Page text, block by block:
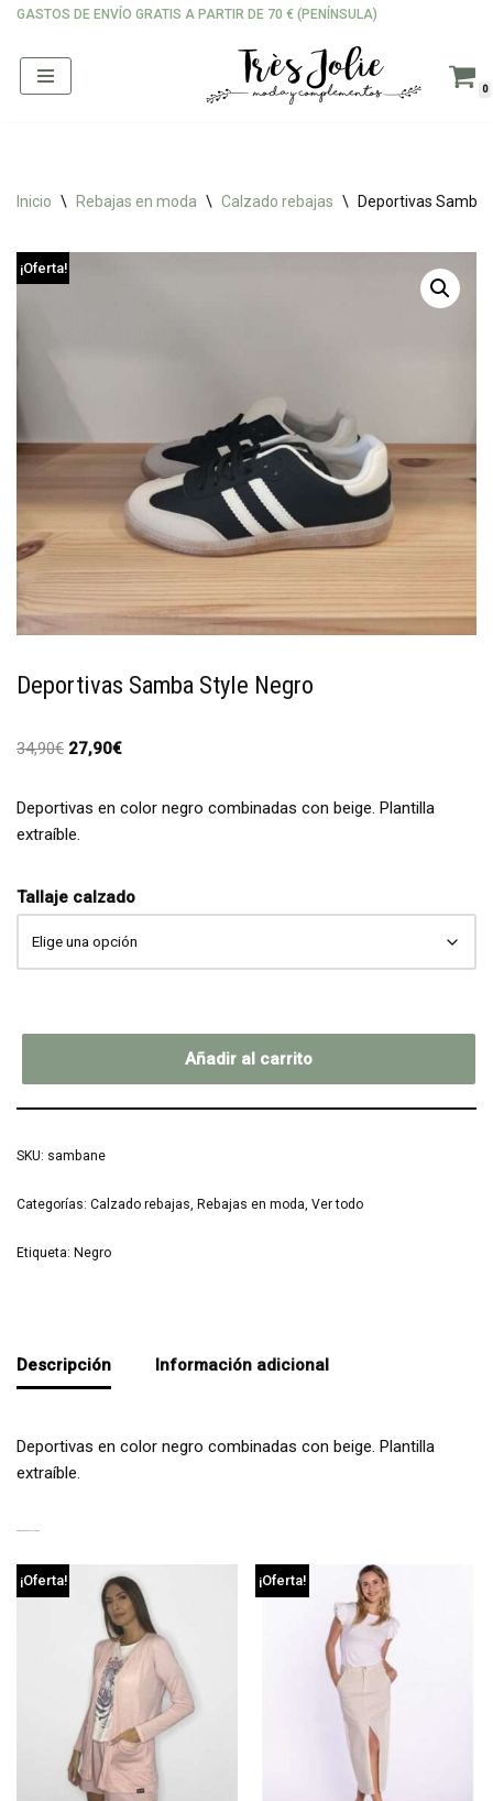
Saltar
GASTOS DE ENVÍO GRATIS A PARTIR DE 70 € (PENÍNSULA)
0
Inicio \ Rebajas en moda \ Calzado rebajas \ Deportivas Samba
¡Oferta!
Deportivas Samba Style Negro
34,90€ 27,90€
Deportivas en color negro combinadas con beige. Plantilla
extraíble.
Tallaje calzado
Añadir al carrito
SKU: sambane
Categorías: Calzado rebajas, Rebajas en moda, Ver todo
Etiqueta: Negro
Descripción Información adicional
Deportivas en color negro combinadas con beige. Plantilla
extraíble.
¡Oferta! ¡Oferta!